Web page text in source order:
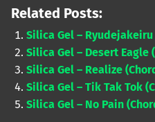
Related Posts:
Silica Gel –
Silica Gel – Desert Eagle
Silica Gel – Realize
Silica Gel – Tik Tak Tok
Silica Gel – No Pain